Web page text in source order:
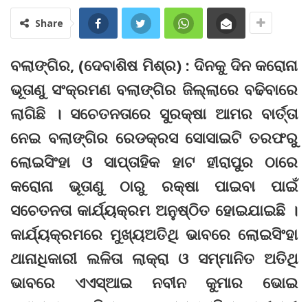
Share
ବଲାଙ୍ଗିର, (ଦେବାଶିଷ ମିଶ୍ର) : ଦିନକୁ ଦିନ କରୋନା
ଭୂତାଣୁ ସଂକ୍ରମଣ ବଲାଙ୍ଗିର ଜିଲ୍ଲାରେ ବଢିବାରେ
ଲାଗିଛି । ସଚେତନତାରେ ସୁରକ୍ଷା ଆମର ବାର୍ତ୍ତା
ନେଇ ବଲାଙ୍ଗିର ରେଡକ୍ରସ ସୋସାଇଟି ତରଫରୁ
ଲୋଇସିଂହା ଓ ସାପ୍ତାହିକ ହାଟ ହୀରାପୁର ଠାରେ
କରୋନା ଭୂତାଣୁ ଠାରୁ ରକ୍ଷା ପାଇବା ପାଇଁ
ସଚେତନତା କାର୍ଯ୍ୟକ୍ରମ ଅନୁଷ୍ଠିତ ହୋଇଯାଇଛି ।
କାର୍ଯ୍ୟକ୍ରମରେ ମୁଖ୍ୟଅତିଥି ଭାବରେ ଲୋଇସିଂହା
ଥାନାଧିକାରୀ ଲଳିତା ଲାକ୍ରା ଓ ସମ୍ମାନିତ ଅତିଥି
ଭାବରେ ଏଏସ୍‌ଆଇ ନବୀନ କୁମାର ଭୋଇ